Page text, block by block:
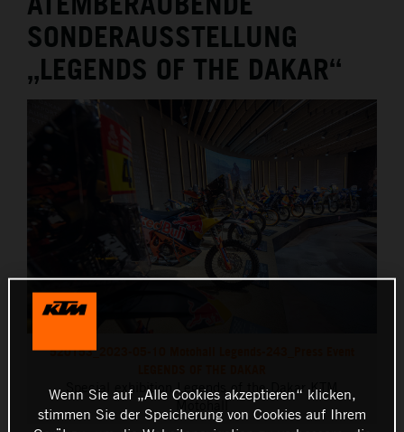
SONDERAUSSTELLUNG
„LEGENDS OF THE DAKAR“
520153_2023-05-10 Motohall Legends-243_Press Event
Special exhibition Legends of the Dakar KTM
Motohall
Wenn Sie auf „Alle Cookies akzeptieren“ klicken,
stimmen Sie der Speicherung von Cookies auf Ihrem